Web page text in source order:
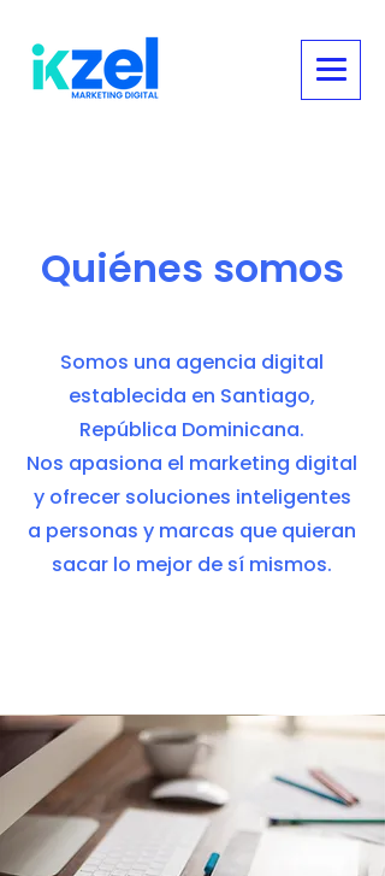
Quiénes somos
Somos una agencia digital
establecida en Santiago,
República Dominicana.
Nos apasiona el marketing digital
y ofrecer soluciones inteligentes
a personas y marcas que quieran
sacar lo mejor de sí mismos.